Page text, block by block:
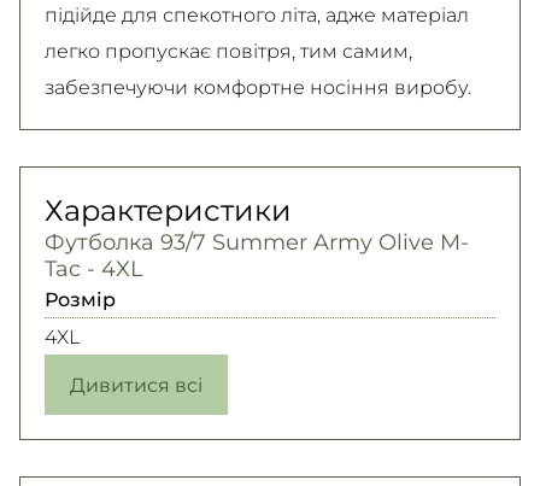
підійде для спекотного літа, адже матеріал
легко пропускає повітря, тим самим,
забезпечуючи комфортне носіння виробу.
Характеристики
Футболка 93/7 Summer Army Olive M-
Tac - 4XL
Розмір
4XL
Дивитися всі